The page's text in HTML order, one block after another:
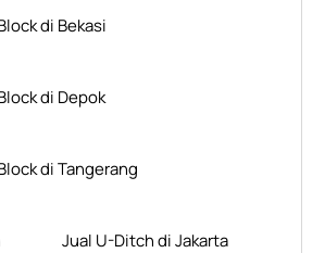
di Bekasi
di Depok
di Tangerang
Jual U-Ditch di Jakarta